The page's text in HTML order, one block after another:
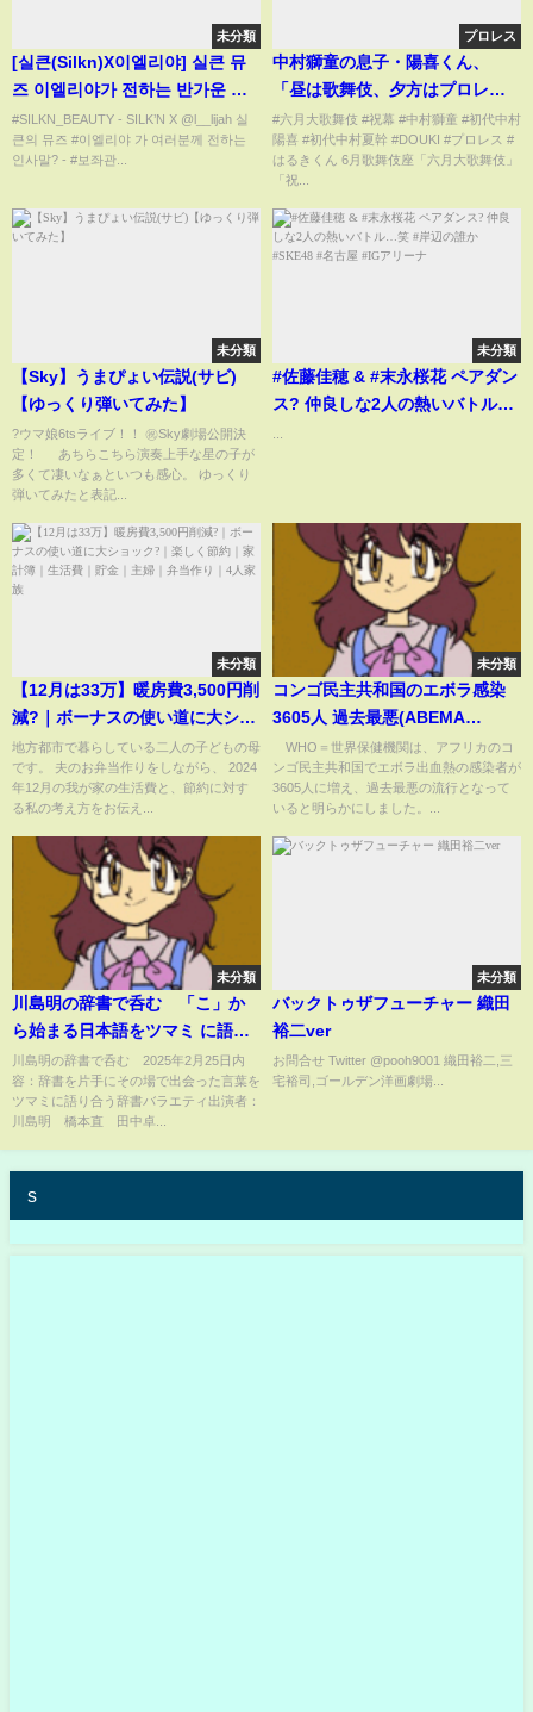
未分類
[실큰(Silkn)X이엘리야] 실큰 뮤
즈 이엘리야가 전하는 반가운 인
사
#SILKN_BEAUTY - SILK’N X @l__lijah 실
큰의 뮤즈 #이엘리야 가 여러분께 전하는
인사말? - #보좌관...
プロレス
中村獅童の息子・陽喜くん、
「昼は歌舞伎、夕方はプロレ
ス」夢は“二刀流”！好きなプロ
レスラーDOUKI選手の話題にモ
ジモジ 6月歌舞伎座「六月大歌
#六月大歌舞伎 #祝幕 #中村獅童 #初代中村
陽喜 #初代中村夏幹 #DOUKI #プロレス #
はるきくん 6月歌舞伎座「六月大歌舞伎」
「祝...
未分類
【Sky】うまぴょい伝説(サビ)
【ゆっくり弾いてみた】
?ウマ娘6tsライブ！！ ㊗️Sky劇場公開決
定！ あちらこちら演奏上手な星の子が
多くて凄いなぁといつも感心。 ゆっくり
弾いてみたと表記...
未分類
#佐藤佳穂 & #末永桜花 ペアダン
ス? 仲良しな2人の熱いバトル…
未分類
【12月は33万】暖房費3,500円削
減?｜ボーナスの使い道に大ショ
ック?｜楽しく節約｜家計簿｜生
活費｜貯金｜主婦｜弁当作り｜4
人家族
地方都市で暮らしている二人の子どもの母
です。 夫のお弁当作りをしながら、 2024
年12月の我が家の生活費と、節約に対す
る私の考え方をお伝え...
未分類
コンゴ民主共和国のエボラ感染
3605人 過去最悪(ABEMA
TIMES)
WHO＝世界保健機関は、アフリカのコ
ンゴ民主共和国でエボラ出血熱の感染者が
3605人に増え、過去最悪の流行となって
いると明らかにしました。...
未分類
川島明の辞書で呑む 「こ」か
ら始まる日本語をツマミ に語り
合う 後編 2月25日
川島明の辞書で呑む 2025年2月25日内
容：辞書を片手にその場で出会った言葉を
ツマミに語り合う辞書バラエティ出演者：
川島明 橋本直 田中卓...
未分類
バックトゥザフューチャー 織田
裕二ver
お問合せ Twitter @pooh9001 織田裕二,三
宅裕司,ゴールデン洋画劇場...
s